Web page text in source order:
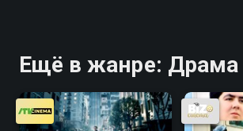
Ещё в жанре: Драма